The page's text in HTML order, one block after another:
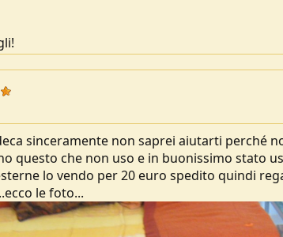
sinceramente non saprei aiutarti perché
questo che non uso e in buonissimo stato
lo vendo per 20 euro spedito quindi
le foto...